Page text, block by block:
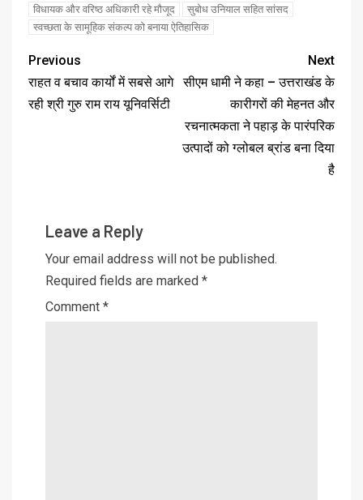
विधायक और वरिष्ठ अधिकारी रहे मौजूद
सुबोध उनियाल सहित सांसद
स्वच्छता के सामूहिक संकल्प को बनाया ऐतिहासिक
Previous
राहत व बचाव कार्यों में सबसे आगे
रही श्री गुरु राम राय यूनिवर्सिटी
Next
सीएम धामी ने कहा – उत्तराखंड के
कारीगरों की मेहनत और
रचनात्मकता ने पहाड़ के पारंपरिक
उत्पादों को ग्लोबल ब्रांड बना दिया
है
Leave a Reply
Your email address will not be published.
Required fields are marked *
Comment *